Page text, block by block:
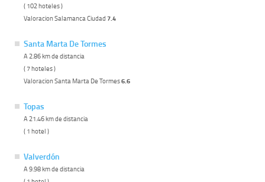
( 102 hoteles )
Valoracion Salamanca Ciudad 7.4
Santa Marta De Tormes
A 2.86 km de distancia
( 7 hoteles )
Valoracion Santa Marta De Tormes6.6
Topas
A 21.46 km de distancia
( 1 hotel )
Valverdón
A 9.98 km de distancia